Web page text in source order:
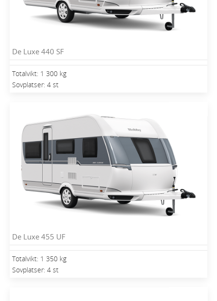
De Luxe 440 SF
Totalvikt: 1 300 kg
Sovplatser: 4 st
De Luxe 455 UF
Totalvikt: 1 350 kg
Sovplatser: 4 st